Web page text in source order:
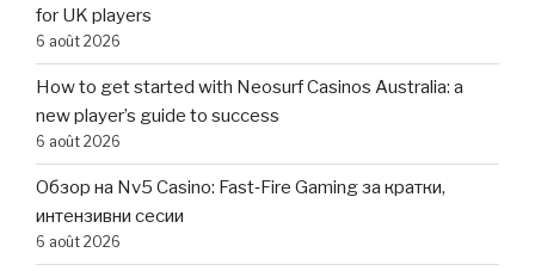
for UK players
6 août 2026
How to get started with Neosurf Casinos Australia: a
new player’s guide to success
6 août 2026
Обзор на Nv5 Casino: Fast‑Fire Gaming за кратки,
интензивни сесии
6 août 2026